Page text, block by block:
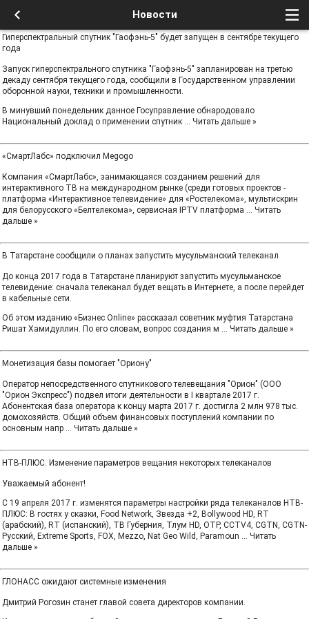
Новости
Гиперспектральный спутник "Гаофэнь-5" будет запущен в сентябре текущего
года
Запуск гиперспектрального спутника "Гаофэнь-5" запланирован на третью
декаду сентября текущего года, сообщили в Государственном управлении
оборонной науки, техники и промышленности.
В минувший понедельник данное Госуправление обнародовало
Национальный доклад о применении спутник ... Читать дальше »
«СмартЛабс» подключил Megogo
Компания «СмартЛабс», занимающаяся созданием решений для
интерактивного ТВ на международном рынке (среди готовых проектов -
платформа «Интерактивное телевидение» для «Ростелекома», мультискрин
для белорусского «Белтелекома», сервисная IPTV платформа ... Читать
дальше »
В Татарстане сообщили о планах запустить мусульманский телеканал
До конца 2017 года в Татарстане планируют запустить мусульманское
телевидение: сначала телеканал будет вещать в Интернете, а после перейдет
в кабельные сети.
Об этом изданию «Бизнес Online» рассказал советник муфтия Татарстана
Ришат Хамидуллин. По его словам, вопрос создания м ... Читать дальше »
Монетизация базы помогает "Ориону"
Оператор непосредственного спутникового телевещания "Орион" (ООО
"Орион Экспресс") подвел итоги деятельности в I квартале 2017 г.
Абонентская база оператора к концу марта 2017 г. достигла 2 млн 978 тыс.
домохозяйств. Общий объем финансовых поступлений компании по
основным напр ... Читать дальше »
НТВ‑ПЛЮС. Изменение параметров вещания некоторых телеканалов
Уважаемый абонент!
С 19 апреля 2017 г. изменятся параметры настройки ряда телеканалов НТВ-
ПЛЮС: В гостях у сказки, Food Network, Звезда +2, Bollywood HD, RT
(арабский), RT (испанский), ТВ Губерния, Тлум HD, ОТР, CCTV4, CGTN, CGTN-
Русский, Extreme Sports, FOX, Mezzo, Nat Geo Wild, Paramoun ... Читать
дальше »
ГЛОНАСС ожидают системные изменения
Дмитрий Рогозин станет главой совета директоров компании.